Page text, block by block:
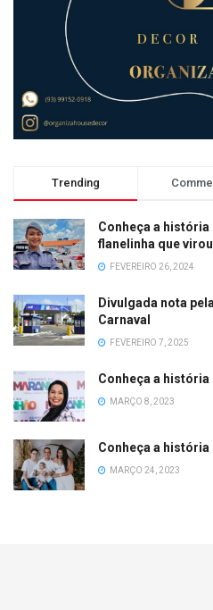
Trending
Conheça a história
flanelinha que
FEVEREIRO 26, 2024
Divulgada nota
Carnaval
FEVEREIRO 7, 2025
Conheça a história
MARÇO 8, 2023
Conheça a história
MARÇO 24, 2023